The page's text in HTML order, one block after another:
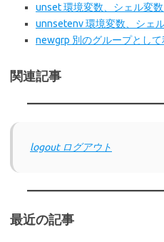
unset 環境変数、シェル変
unnsetenv 環境変数、シェ
newgrp 別のグループとして
関連記事
logout ログアウト
最近の記事